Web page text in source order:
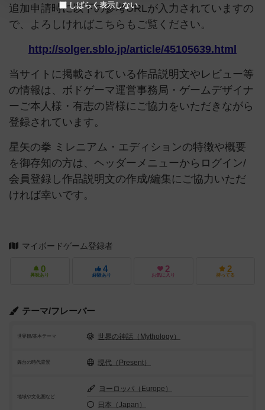
追加申請時に以下の参考URLが入力されていますの
で、よろしければこちらもご覧ください。
http://solger.sblo.jp/article/45105639.html
当サイトに掲載されている作品説明文やレビュー等
の情報は、ボドゲーマ運営事務局・ゲームデザイナ
ーご本人様・有志の皆様にご協力をいただきながら
登録されています。
星矢の拳 ミレニアム・エディションの特徴や概要
を御存知の方は、ヘッダーメニューからログイン/
会員登録し作品説明文の作成/編集にご協力いただ
ければ幸いです。
マイボードゲーム登録者
0
興味あり
4
経験あり
2
お気に入り
2
持ってる
テーマ/フレーバー
世界観/基本テーマ 世界の神話（Mythology）
舞台の時代背景 現代（Present）
地域や文化圏など
ヨーロッパ（Europe）
日本（Japan）
しばらく表示しない